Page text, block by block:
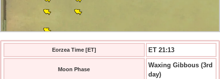
Eorzea Time [ET] ET 21:13
Moon Phase
Waxing Gibbous (3rd
day)